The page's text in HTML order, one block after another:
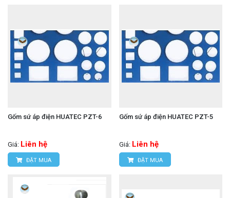
Gốm sứ áp điện HUATEC PZT-6
Giá: Liên hệ
ĐẶT MUA
Gốm sứ áp điện HUATEC PZT-5
Giá: Liên hệ
ĐẶT MUA